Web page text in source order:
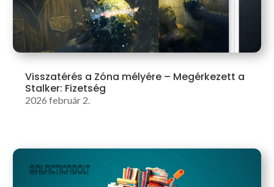
Visszatérés a Zóna mélyére – Megérkezett a
Stalker: Fizetség
2026 február 2.